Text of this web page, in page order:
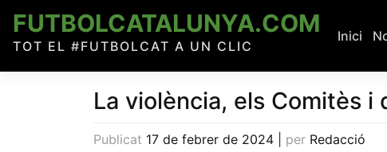
content
FUTBOLCATALUNYA.COM
TOT EL #FUTBOLCAT A UN CLIC
Inici
La violència, els Comitès i
Publicat 17 de febrer de 2024 per Redacció